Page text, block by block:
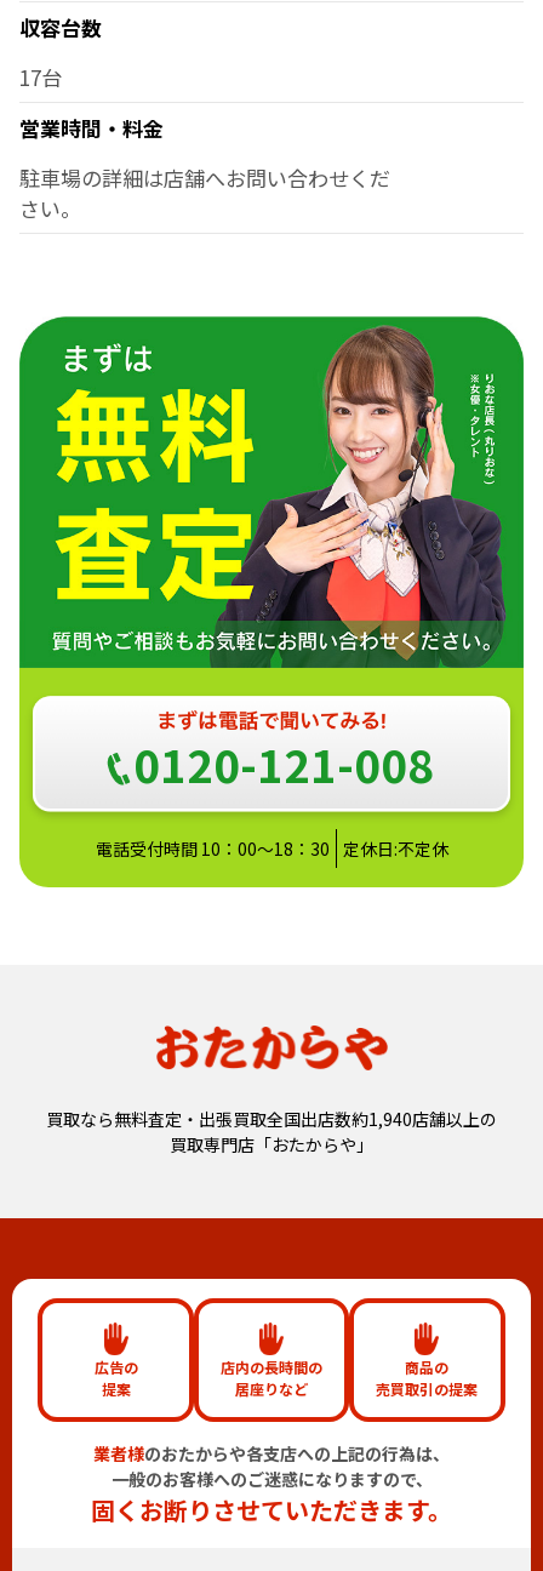
収容台数
17台
営業時間・料金
駐車場の詳細は店舗へお問い合わせくだ
さい。
0120-121-008
電話受付時間 10：00～18：30 定休日:不定休
買取なら無料査定・出張買取全国出店数約1,940店舗以上の
買取専門店「おたからや」
広告の
提案
店内の長時間の
居座りなど
商品の
売買取引の提案
業者様のおたからや各支店への上記の行為は、
一般のお客様へのご迷惑になりますので、
固くお断りさせていただきます。